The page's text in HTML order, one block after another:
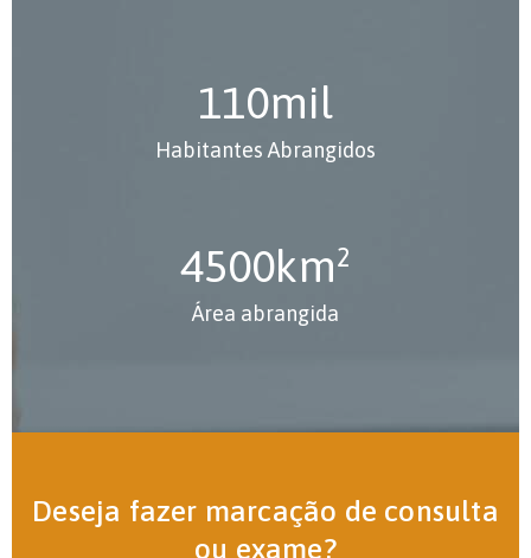
110mil
Habitantes Abrangidos
4500km²
Área abrangida
Deseja fazer marcação de consulta
ou exame?